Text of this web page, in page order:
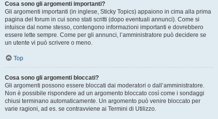
Cosa sono gli argomenti importanti?
Gli argomenti importanti (in inglese, Sticky Topics) appaiono in cima alla prima
pagina del forum in cui sono stati scritti (dopo eventuali annunci). Come si
intuisce dal nome stesso, contengono informazioni importanti e dovrebbero
essere lette sempre. Come per gli annunci, l’amministratore può decidere se
un utente vi può scrivere o meno.
Top
Cosa sono gli argomenti bloccati?
Gli argomenti possono essere bloccati dai moderatori o dall’amministratore.
Non è possibile rispondere ad un argomento bloccato così come i sondaggi
chiusi terminano automaticamente. Un argomento può venire bloccato per
varie ragioni, ad es. se contravviene ai Termini di Utilizzo.